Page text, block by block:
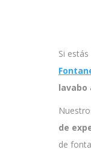
Si
lavabo
de
de